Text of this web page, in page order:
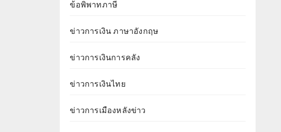
ข้อพิพาทภาษี
ข่าวการเงิน ภาษาอังกฤษ
ข่าวการเงินการคลัง
ข่าวการเงินไทย
ข่าวการเมืองหลังข่าว